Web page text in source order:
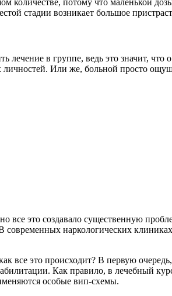
количестве, потому что маленькой
стадии возникает большое
в группе, ведь это значит,
Или же, больной просто
все это создавало существенную
наркологических
все это происходит? В первую
Как правило, в лечебный
особые вип-схемы.